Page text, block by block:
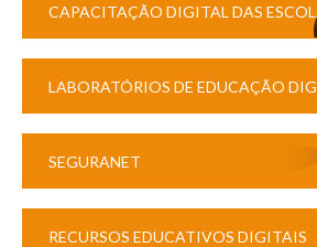
CAPACITAÇÃO DIGITAL DAS
LABORATÓRIOS DE EDUCAÇÃO
SEGURANET
RECURSOS EDUCATIVOS DIGITAIS